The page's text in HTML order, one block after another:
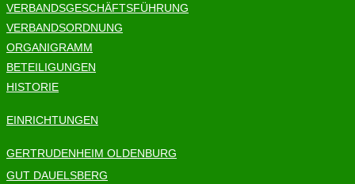
VERBANDSGESCHÄFTSFÜHRUNG
VERBANDSORDNUNG
ORGANIGRAMM
BETEILIGUNGEN
HISTORIE
EINRICHTUNGEN
GERTRUDENHEIM OLDENBURG
GUT DAUELSBERG